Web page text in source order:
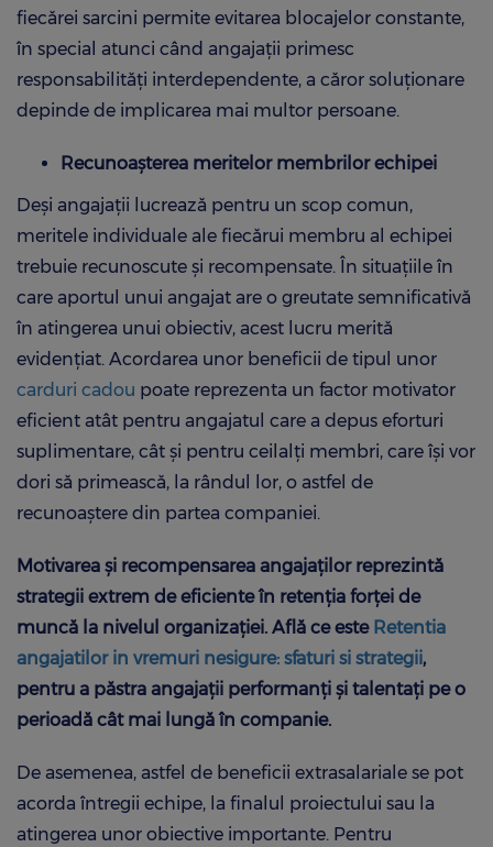
fiecărei sarcini permite evitarea blocajelor constante,
în special atunci când angajații primesc
responsabilități interdependente, a căror soluționare
depinde de implicarea mai multor persoane.
Recunoașterea meritelor membrilor echipei
Deși angajații lucrează pentru un scop comun,
meritele individuale ale fiecărui membru al echipei
trebuie recunoscute și recompensate. În situațiile în
care aportul unui angajat are o greutate semnificativă
în atingerea unui obiectiv, acest lucru merită
evidențiat. Acordarea unor beneficii de tipul unor
carduri cadou poate reprezenta un factor motivator
eficient atât pentru angajatul care a depus eforturi
suplimentare, cât și pentru ceilalți membri, care își vor
dori să primească, la rândul lor, o astfel de
recunoaștere din partea companiei.
Motivarea și recompensarea angajaților reprezintă
strategii extrem de eficiente în retenția forței de
muncă la nivelul organizației. Află ce este Retentia
angajatilor in vremuri nesigure: sfaturi si strategii,
pentru a păstra angajații performanți și talentați pe o
perioadă cât mai lungă în companie.
De asemenea, astfel de beneficii extrasalariale se pot
acorda întregii echipe, la finalul proiectului sau la
atingerea unor obiective importante. Pentru